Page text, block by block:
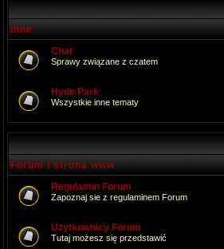
Inne
Chat
Sprawy związane z czatem
Hyde Park
Wszystkie inne tematy
Forum i strona www
Regulamin Forum
Zapoznaj sie z regulaminem Forum
Użytkownicy Forum
Tutaj możesz się przedstawić